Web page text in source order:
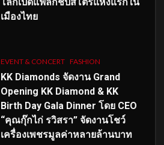
เมืองไทย
EVENT & CONCERT FASHION
KK Diamonds จัดงาน Grand
Opening KK Diamond & KK
Birth Day Gala Dinner โดย CEO
“คุณกุ๊กไก่ รวิสรา” จัดงานโชว์
เครื่องเพชรมูลค่าหลายล้านบาท